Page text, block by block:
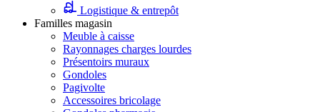
Logistique & entrepôt
Familles magasin
Meuble à caisse
Rayonnages charges lourdes
Présentoirs muraux
Gondoles
Pagivolte
Accessoires bricolage